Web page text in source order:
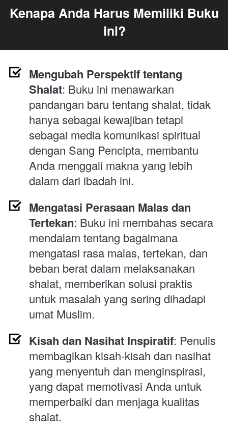
Kenapa Anda Harus Memiliki Buku
ini?
Mengubah Perspektif tentang
Shalat: Buku ini menawarkan
pandangan baru tentang shalat, tidak
hanya sebagai kewajiban tetapi
sebagai media komunikasi spiritual
dengan Sang Pencipta, membantu
Anda menggali makna yang lebih
dalam dari ibadah ini.
Mengatasi Perasaan Malas dan
Tertekan: Buku ini membahas secara
mendalam tentang bagaimana
mengatasi rasa malas, tertekan, dan
beban berat dalam melaksanakan
shalat, memberikan solusi praktis
untuk masalah yang sering dihadapi
umat Muslim.
Kisah dan Nasihat Inspiratif: Penulis
membagikan kisah-kisah dan nasihat
yang menyentuh dan menginspirasi,
yang dapat memotivasi Anda untuk
memperbaiki dan menjaga kualitas
shalat.